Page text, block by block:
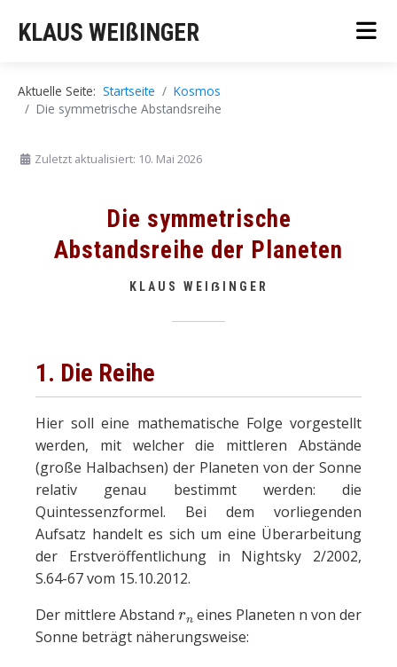
KLAUS WEIßINGER
Aktuelle Seite: Startseite
Kosmos
Die symmetrische Abstandsreihe
Zuletzt aktualisiert: 10. Mai 2026
Die symmetrische
Abstandsreihe der Planeten
KLAUS WEI ẞ INGER
1. Die Reihe
Hier soll eine mathematische Folge vorgestellt
werden, mit welcher die mittleren Abstände
(große Halbachsen) der Planeten von der Sonne
relativ genau bestimmt werden: die
Quintessenzformel. Bei dem vorliegenden
Aufsatz handelt es sich um eine Überarbeitung
der Erstveröffentlichung in Nightsky 2/2002,
S.64-67 vom 15.10.2012.
Der mittlere Abstand
eines Planeten n von der
Sonne beträgt näherungsweise: